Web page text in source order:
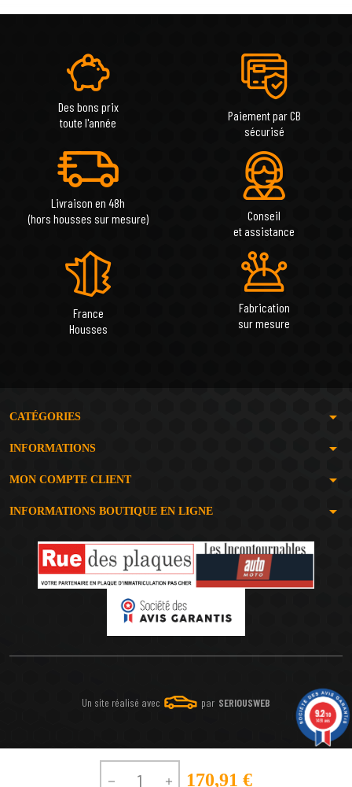
  170,91 €
Des bons prix
toute l'année
Paiement par CB
sécurisé
Livraison en 48h
(hors housses sur mesure)
Conseil
et assistance
France
Housses
Fabrication
sur mesure
CATÉGORIES arrow_drop_down
INFORMATIONS arrow_drop_down
MON COMPTE CLIENT arrow_drop_down
INFORMATIONS BOUTIQUE EN LIGNE arrow_drop_down
Un site réalisé avec par SERIOUSWEB
9.2/10
1491 avis